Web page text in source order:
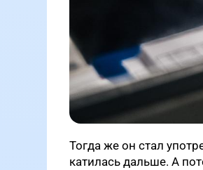
Тогда же он стал
катилась дальше. А